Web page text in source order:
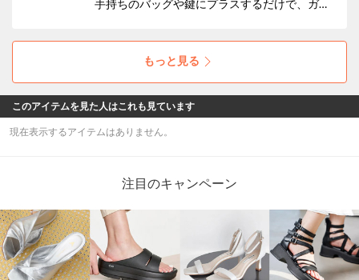
手持ちのバッグや鍵にプラスするだけで、ガラ
ズして楽しめます。日常に大人の遊び心をプラ
ス。プレゼントにも最適です◎
もっと見る
このアイテムを見た人はこれも見ています
現在表示するアイテムはありません。
注目のキャンペーン